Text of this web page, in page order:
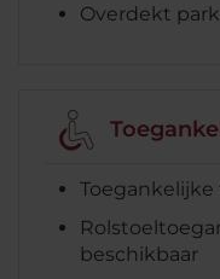
Overdekt
beschikbaar